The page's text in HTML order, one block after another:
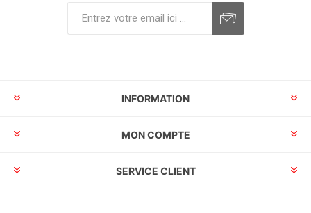
INFORMATION
MON COMPTE
SERVICE CLIENT